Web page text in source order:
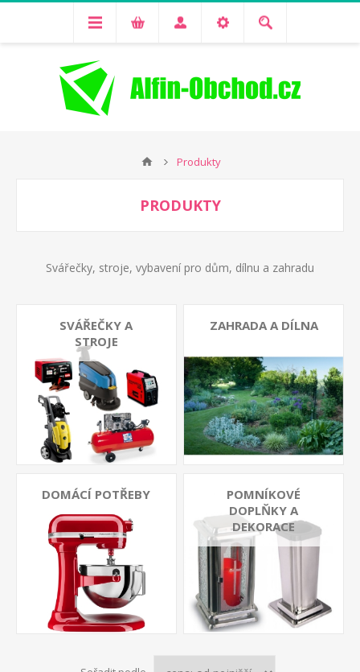
Produkty
PRODUKTY
Svářečky, stroje, vybavení pro dům, dílnu a zahradu
SVÁŘEČKY A
STROJE
ZAHRADA A DÍLNA
DOMÁCÍ POTŘEBY
POMNÍKOVÉ
DOPLŇKY A
DEKORACE